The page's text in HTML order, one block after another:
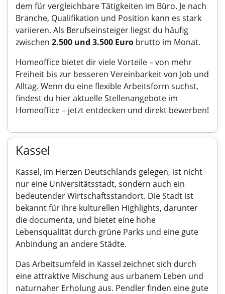
dem für vergleichbare Tätigkeiten im Büro. Je nach
Branche, Qualifikation und Position kann es stark
variieren. Als Berufseinsteiger liegst du häufig
zwischen 2.500 und 3.500 Euro brutto im Monat.
Homeoffice bietet dir viele Vorteile – von mehr
Freiheit bis zur besseren Vereinbarkeit von Job und
Alltag. Wenn du eine flexible Arbeitsform suchst,
findest du hier aktuelleStellenangebote im
Homeoffice– jetzt entdecken und direkt bewerben!
Kassel
Kassel, im Herzen Deutschlands gelegen, ist nicht
nur eine Universitätsstadt, sondern auch ein
bedeutender Wirtschaftsstandort. Die Stadt ist
bekannt für ihre kulturellen Highlights, darunter
die documenta, und bietet eine hohe
Lebensqualität durch grüne Parks und eine gute
Anbindung an andere Städte.
Das Arbeitsumfeld in Kassel zeichnet sich durch
eine attraktive Mischung aus urbanem Leben und
naturnaher Erholung aus. Pendler finden eine gute